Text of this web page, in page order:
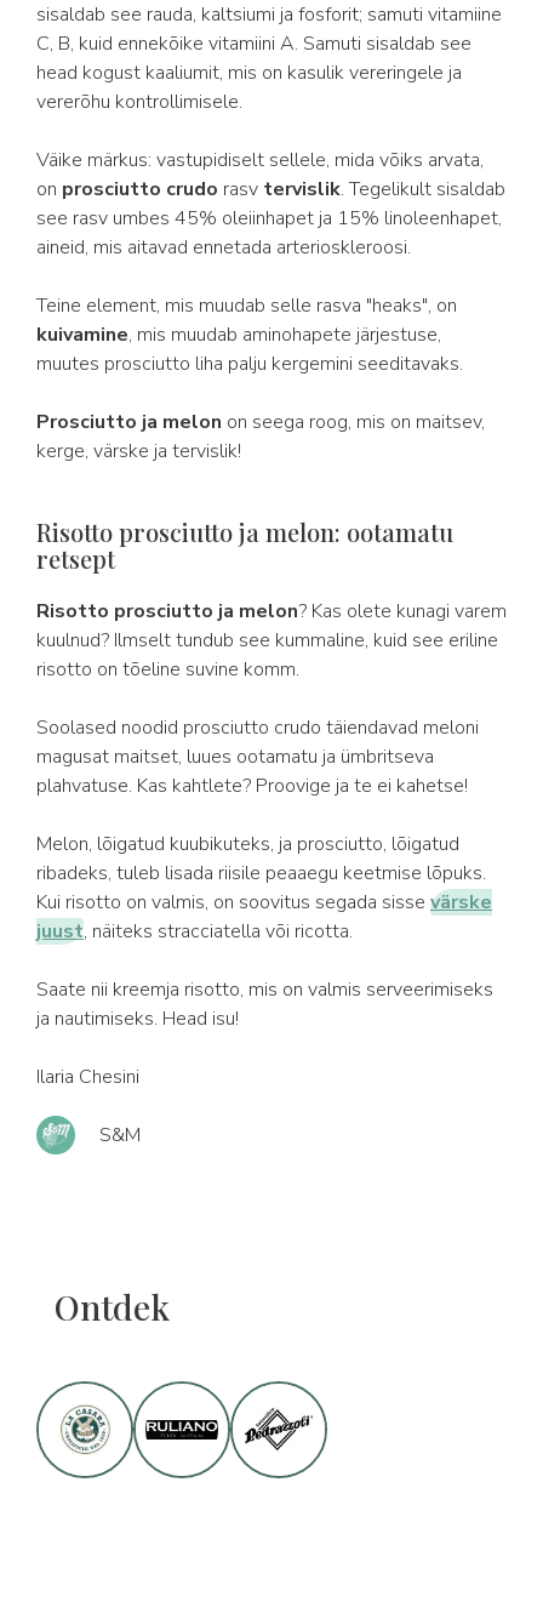
sisaldab see rauda, kaltsiumi ja fosforit; samuti vitamiine
C, B, kuid ennekõike vitamiini A. Samuti sisaldab see
head kogust kaaliumit, mis on kasulik vereringele ja
vererõhu kontrollimisele.
Väike märkus: vastupidiselt sellele, mida võiks arvata,
on prosciutto crudo rasv tervislik. Tegelikult sisaldab
see rasv umbes 45% oleiinhapet ja 15% linoleenhapet,
aineid, mis aitavad ennetada arterioskleroosi.
Teine element, mis muudab selle rasva "heaks", on
kuivamine, mis muudab aminohapete järjestuse,
muutes prosciutto liha palju kergemini seeditavaks.
Prosciutto ja melon on seega roog, mis on maitsev,
kerge, värske ja tervislik!
Risotto prosciutto ja melon: ootamatu
retsept
Risotto prosciutto ja melon? Kas olete kunagi varem
kuulnud? Ilmselt tundub see kummaline, kuid see eriline
risotto on tõeline suvine komm.
Soolased noodid prosciutto crudo täiendavad meloni
magusat maitset, luues ootamatu ja ümbritseva
plahvatuse. Kas kahtlete? Proovige ja te ei kahetse!
Melon, lõigatud kuubikuteks, ja prosciutto, lõigatud
ribadeks, tuleb lisada riisile peaaegu keetmise lõpuks.
Kui risotto on valmis, on soovitus segada sisse värske
juust, näiteks stracciatella või ricotta.
Saate nii kreemja risotto, mis on valmis serveerimiseks
ja nautimiseks. Head isu!
Ilaria Chesini
S&M
Ontdek